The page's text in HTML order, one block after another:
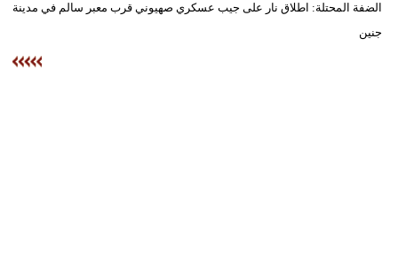
الضفة المحتلة: اطلاق نار على جيب عسكري صهيوني قرب معبر سالم في مدينة
جنين